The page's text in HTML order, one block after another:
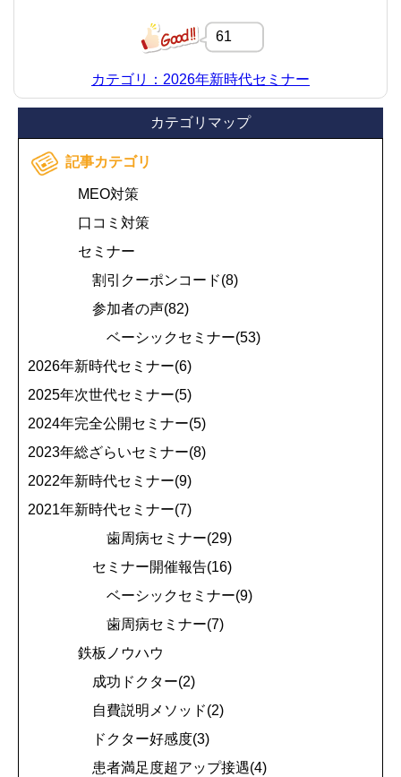
61
カテゴリ：2026年新時代セミナー
カテゴリマップ
記事カテゴリ
MEO対策
口コミ対策
セミナー
割引クーポンコード(8)
参加者の声(82)
ベーシックセミナー(53)
2026年新時代セミナー(6)
2025年次世代セミナー(5)
2024年完全公開セミナー(5)
2023年総ざらいセミナー(8)
2022年新時代セミナー(9)
2021年新時代セミナー(7)
歯周病セミナー(29)
セミナー開催報告(16)
ベーシックセミナー(9)
歯周病セミナー(7)
鉄板ノウハウ
成功ドクター(2)
自費説明メソッド(2)
ドクター好感度(3)
患者満足度超アップ接遇(4)